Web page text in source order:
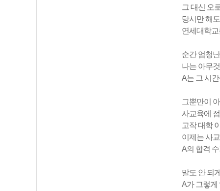
그 대신 오
당시만 해
연세대학
순간 엄청
나는 아무
A는 그 시
그뿐만이
사교육에
고작 대학
이제는 사
A의 합격
말도 안 되
A가 그렇게